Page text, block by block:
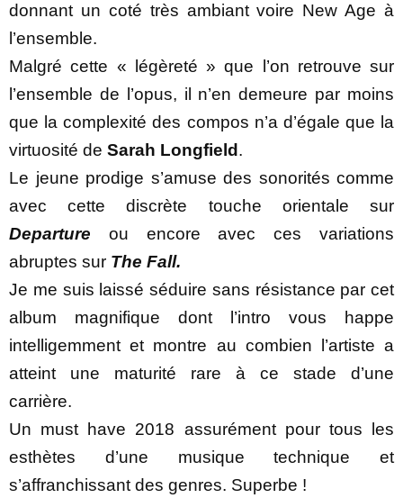
donnant un coté très ambiant voire New Age à
l’ensemble.
Malgré cette « légèreté » que l’on retrouve sur
l’ensemble de l’opus, il n’en demeure par moins
que la complexité des compos n’a d’égale que la
virtuosité de Sarah Longfield .
Le jeune prodige s’amuse des sonorités comme
avec cette discrète touche orientale sur
Departure ou encore avec ces variations
abruptes sur The Fall.
Je me suis laissé séduire sans résistance par cet
album magnifique dont l’intro vous happe
intelligemment et montre au combien l’artiste a
atteint une maturité rare à ce stade d’une
carrière.
Un must have 2018 assurément pour tous les
esthètes d’une musique technique et
s’affranchissant des genres. Superbe !